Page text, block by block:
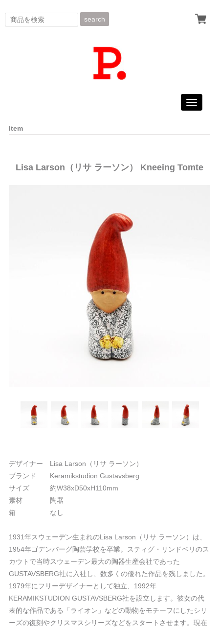
search
Toggle
Item
Lisa Larson（リサ ラーソン） Kneeing Tomte
デザイナー Lisa Larson（リサ ラーソン）
ブランド Keramikstudion Gustavsberg
サイズ 約W38xD50xH110mm
素材 陶器
箱 なし
1931年スウェーデン生まれのLisa Larson（リサ ラーソン）は、
1954年ゴデンバーグ陶芸学校を卒業。スティグ・リンドベリのス
カウトで当時スウェーデン最大の陶器生産会社であった
GUSTAVSBERG社に入社し、数多くの優れた作品を残しました。
1979年にフリーデザイナーとして独立、1992年
KERAMIKSTUDION GUSTAVSBERG社を設立します。彼女の代
表的な作品である「ライオン」などの動物をモチーフにしたシリ
ーズの復刻やクリスマスシリーズなどをスタートさせます。現在